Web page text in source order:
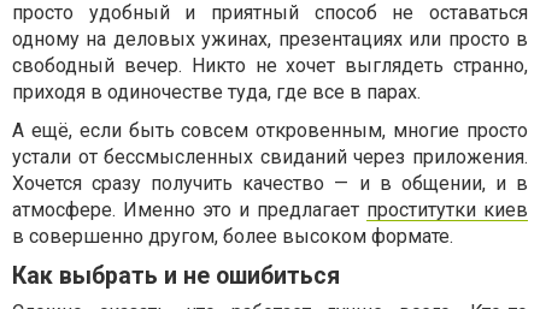
просто удобный и приятный способ не оставаться
одному на деловых ужинах, презентациях или просто в
свободный вечер. Никто не хочет выглядеть странно,
приходя в одиночестве туда, где все в парах.
А ещё, если быть совсем откровенным, многие просто
устали от бессмысленных свиданий через приложения.
Хочется сразу получить качество — и в общении, и в
атмосфере. Именно это и предлагает проститутки киев
в совершенно другом, более высоком формате.
Как выбрать и не ошибиться